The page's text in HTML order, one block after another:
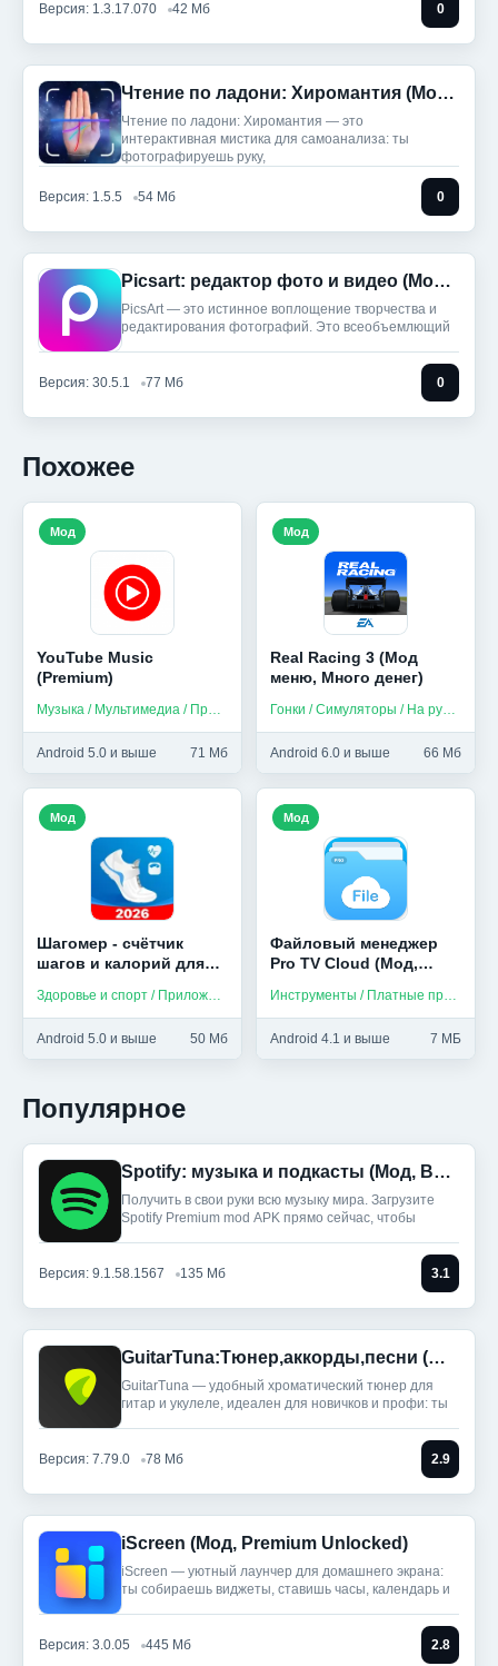
Версия: 1.3.17.070 42 Мб 0
Чтение по ладони: Хиромантия (Мод, Unlocked)
Чтение по ладони: Хиромантия — это
интерактивная мистика для самоанализа: ты
фотографируешь руку,
Версия: 1.5.5 54 Мб 0
Picsart: редактор фото и видео (Мод, Unlocked)
PicsArt — это истинное воплощение творчества и
редактирования фотографий. Это всеобъемлющий
Версия: 30.5.1 77 Мб 0
Похожее
YouTube Music
(Premium)
Музыка / Мультимедиа / Приложения на русском
Android 5.0 и выше 71 Мб
Мод
Real Racing 3 (Мод
меню, Много денег)
Гонки / Симуляторы / На русском
Android 6.0 и выше 66 Мб
Мод
Шагомер - счётчик
шагов и калорий для
Unlocked)
Здоровье и спорт / Приложения на русском
Android 5.0 и выше 50 Мб
Мод
Файловый менеджер
Pro TV Cloud (Мод,
Инструменты / Платные приложения
Android 4.1 и выше 7 МБ
Мод
Популярное
Spotify: музыка и подкасты (Мод, Всё разблокировано)
Получить в свои руки всю музыку мира. Загрузите
Spotify Premium mod APK прямо сейчас, чтобы
Версия: 9.1.58.1567 135 Мб 3.1
GuitarTuna:Тюнер,аккорды,песни (Мод, Premium Unlocked)
GuitarTuna — удобный хроматический тюнер для
гитар и укулеле, идеален для новичков и профи: ты
Версия: 7.79.0 78 Мб 2.9
iScreen (Мод, Premium Unlocked)
iScreen — уютный лаунчер для домашнего экрана:
ты собираешь виджеты, ставишь часы, календарь и
Версия: 3.0.05 445 Мб 2.8